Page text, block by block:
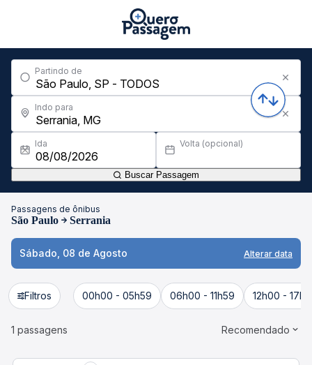
Partindo de
Indo para
Ida Volta (opcional)
Buscar Passagem
Passagens de ônibus
São Paulo Serrania
Sábado, 08 de Agosto Alterar data
Filtros 00h00 - 05h59 06h00 - 11h59 12h00 -
1 passagens Recomendado